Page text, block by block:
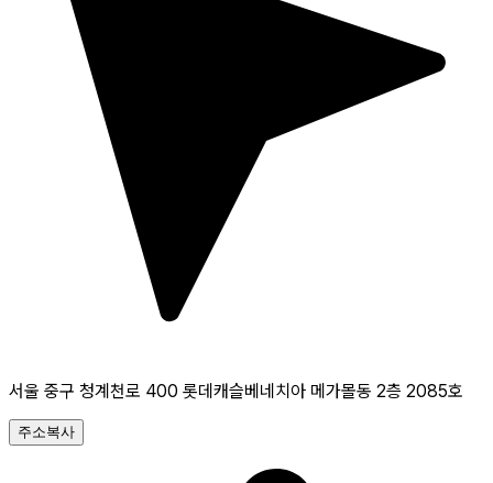
서울 중구 청계천로 400 롯데캐슬베네치아 메가몰동 2층 2085호
주소복사